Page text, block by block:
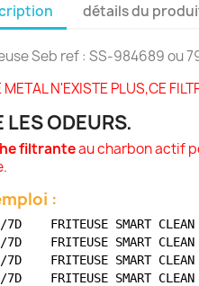
détails du
Seb ref : SS-984689 ou
METAL N'EXISTE PLUS,CE
LES ODEURS.
filtranteau charbon actif
:
7D    FRITEUSE SMART
7D    FRITEUSE SMART
7D    FRITEUSE SMART
7D    FRITEUSE SMART